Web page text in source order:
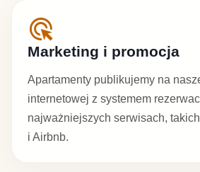
ads_click
Marketing i promocja
Apartamenty publikujemy na
internetowej z systemem
najważniejszych serwisach,
i Airbnb.